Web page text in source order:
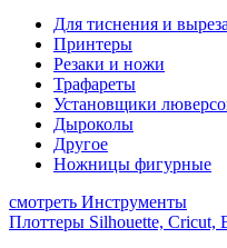
Для тиснения и
Принтеры
Резаки и ножи
Трафареты
Установщики
Дыроколы
Другое
Ножницы фигурные
смотреть Инструменты
Плоттеры Silhouette, Cricut,